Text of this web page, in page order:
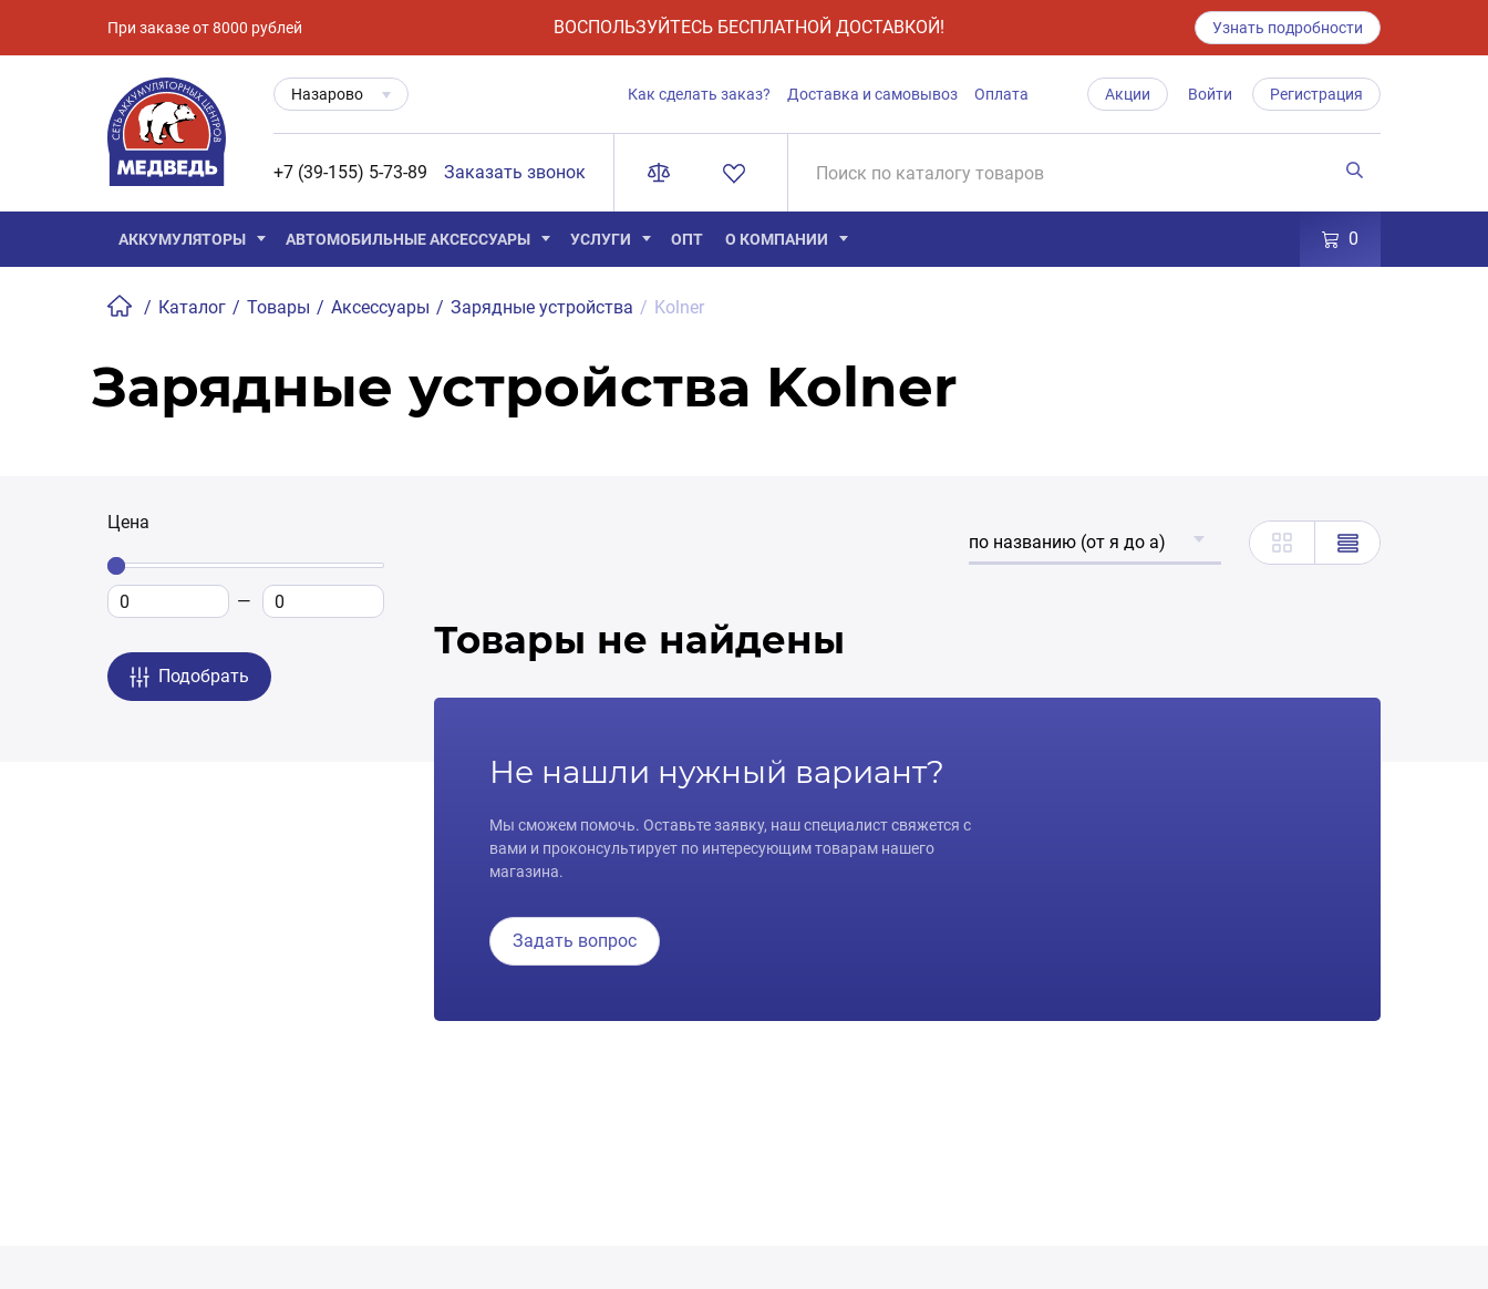
При заказе от 8000 рублей ВОСПОЛЬЗУЙТЕСЬ БЕСПЛАТНОЙ ДОСТАВКОЙ! Узнать подробности
Назарово Как сделать заказ? Доставка и самовывоз Оплата Акции Войти Регистрация
+7 (39-155) 5-73-89 Заказать звонок
АККУМУЛЯТОРЫ АВТОМОБИЛЬНЫЕ АКСЕССУАРЫ УСЛУГИ ОПТ О КОМПАНИИ 0
/ Каталог / Товары / Аксессуары / Зарядные устройства / Kolner
Зарядные устройства Kolner
Цена
Подобрать
по названию (от я до а)
Товары не найдены
Не нашли нужный вариант?
Мы сможем помочь. Оставьте заявку, наш специалист свяжется с
вами и проконсультирует по интересующим товарам нашего
магазина.
Задать вопрос